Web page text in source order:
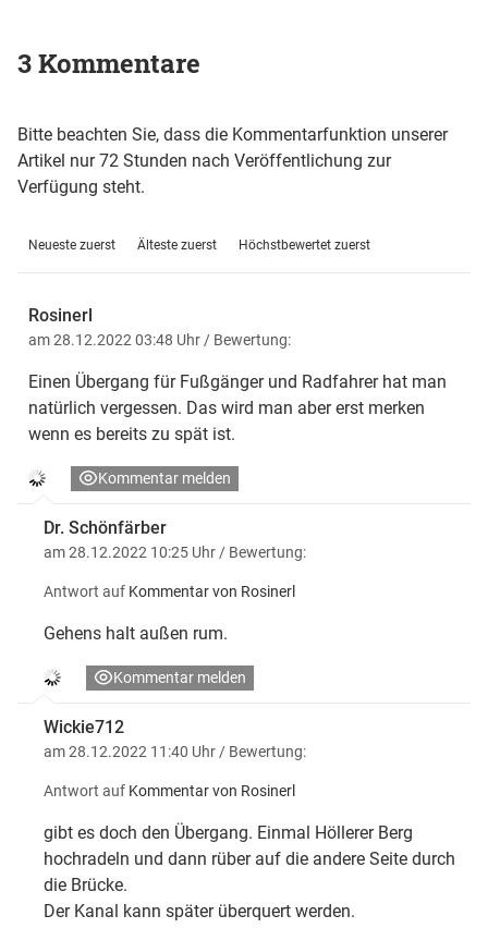
3 Kommentare
Bitte beachten Sie, dass die Kommentarfunktion unserer
Artikel nur 72 Stunden nach Veröffentlichung zur
Verfügung steht.
Neueste zuerst Älteste zuerst Höchstbewertet zuerst
Rosinerl
am 28.12.2022 03:48 Uhr / Bewertung:
Einen Übergang für Fußgänger und Radfahrer hat man
natürlich vergessen. Das wird man aber erst merken
wenn es bereits zu spät ist.
Kommentar melden
Dr. Schönfärber
am 28.12.2022 10:25 Uhr / Bewertung:
Antwort auf Kommentar von Rosinerl
Gehens halt außen rum.
Kommentar melden
Wickie712
am 28.12.2022 11:40 Uhr / Bewertung:
Antwort auf Kommentar von Rosinerl
gibt es doch den Übergang. Einmal Höllerer Berg
hochradeln und dann rüber auf die andere Seite durch
die Brücke.
Der Kanal kann später überquert werden.